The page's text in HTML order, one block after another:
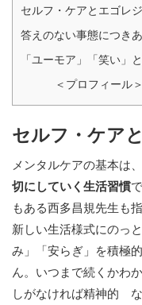
セルフ・ケアとエゴレジ
答えのない事態につき
「ユーモア」「笑い」
＜プロフィール＞
セルフ・ケア
メンタルケアの基本は
切にしていく生活習慣
もある西多昌規先生も
新しい生活様式にのっ
み」「安らぎ」を積極
ん。いつまで続くかわ
しがなければ精神的